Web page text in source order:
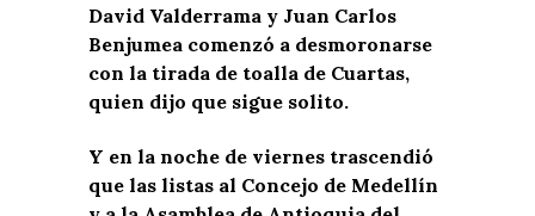
David Valderrama y Juan Carlos
Benjumea comenzó a desmoronarse
con la tirada de toalla de Cuartas,
quien dijo que sigue solito.
Y en la noche de viernes trascendió
que las listas al Concejo de Medellín